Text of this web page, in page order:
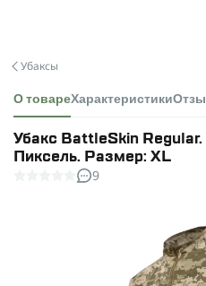
Убаксы
О товареХарактеристики
Убакс BattleSkin Regular.
Пиксель. Размер: XL
9